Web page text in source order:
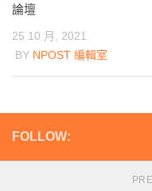
論壇
25 10 月, 2021
BY NPOST 編輯室
FOLLOW: